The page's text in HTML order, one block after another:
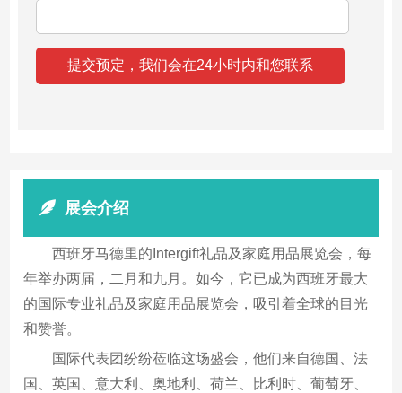
展会介绍
西班牙马德里的Intergift礼品及家庭用品展览会，每
年举办两届，二月和九月。如今，它已成为西班牙最大
的国际专业礼品及家庭用品展览会，吸引着全球的目光
和赞誉。
国际代表团纷纷莅临这场盛会，他们来自德国、法
国、英国、意大利、奥地利、荷兰、比利时、葡萄牙、